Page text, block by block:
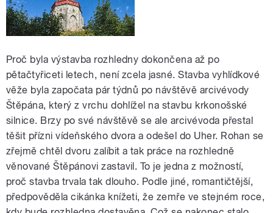
Proč byla výstavba rozhledny dokončena až po
pětačtyřiceti letech, není zcela jasné. Stavba vyhlídkové
věže byla započata pár týdnů po návštěvě arcivévody
Štěpána, který z vrchu dohlížel na stavbu krkonošské
silnice. Brzy po své návštěvě se ale arcivévoda přestal
těšit přízni vídeňského dvora a odešel do Uher. Rohan se
zřejmě chtěl dvoru zalíbit a tak práce na rozhledně
věnované Štěpánovi zastavil. To je jedna z možností,
proč stavba trvala tak dlouho. Podle jiné, romantičtější,
předpověděla cikánka knížeti, že zemře ve stejném roce,